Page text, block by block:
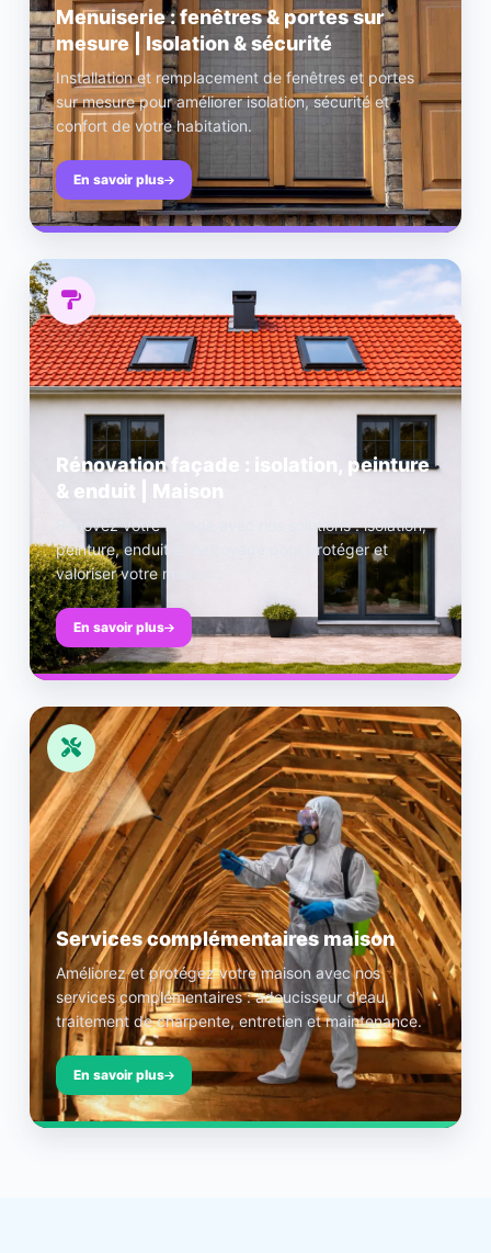
Menuiserie : fenêtres & portes sur
mesure | Isolation & sécurité
Installation et remplacement de fenêtres et portes
sur mesure pour améliorer isolation, sécurité et
confort de votre habitation.
En savoir plus
Rénovation façade : isolation, peinture
& enduit | Maison
Rénovez votre façade avec nos solutions : isolation,
peinture, enduit et nettoyage pour protéger et
valoriser votre maison.
En savoir plus
Services complémentaires maison
Améliorez et protégez votre maison avec nos
services complémentaires : adoucisseur d’eau,
traitement de charpente, entretien et maintenance.
En savoir plus